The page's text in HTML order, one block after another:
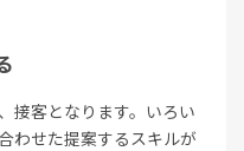
接客となります。いろい
わせた提案するスキルが